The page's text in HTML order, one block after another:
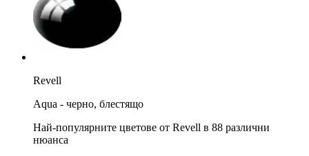
Revell
Aqua - черно, блестящо
Най-популярните цветове от Revell в 88 различни
нюанса